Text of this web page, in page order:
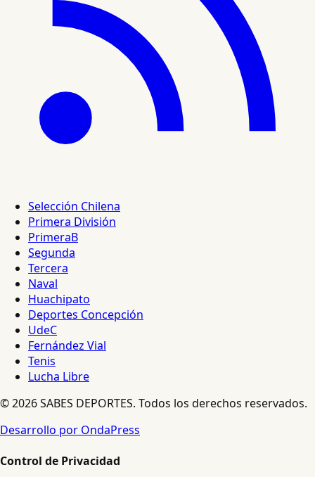
Selección Chilena
Primera División
PrimeraB
Segunda
Tercera
Naval
Huachipato
Deportes Concepción
UdeC
Fernández Vial
Tenis
Lucha Libre
© 2026 SABES DEPORTES. Todos los derechos reservados.
Desarrollo por OndaPress
Control de Privacidad